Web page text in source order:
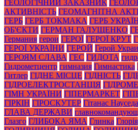
ГЕОЛОГІЧНИЙ ЗАКАЗНИК
АКТИВНІСТЬ ГЕОМАГНІТНА
ГЕРБ ГЕРБ ТОКМАКА ГЕРБ
ОБ'ЄКТИ ГЕРМАН ГАЛУЩЕНКО
Германия герои ГЕРОЇ ГЕРОЇ КРУТ
ГЕРОЇ УКРАЇНИ ГЕРОЙ Герой
ГЕРОЯМ СЛАВА ГЕС ГИДОТА
Гидрометцентр гимназия Гимнастика
Гитлер ГІДНЕ МІСЦЕ ГІДНІСТЬ
ГІДРОЕЛЕКТРОСТАНЦІЯ
ГІМН УКРАЇНИ ГІПЕРМАРКЕТ
ГІРКІН ГІРОСКУТЕР Гітанас Науседа
ГЛАВА ДЕРЖАВИ
Глазго ГЛИБОКА ЯМА Глинка Глорія